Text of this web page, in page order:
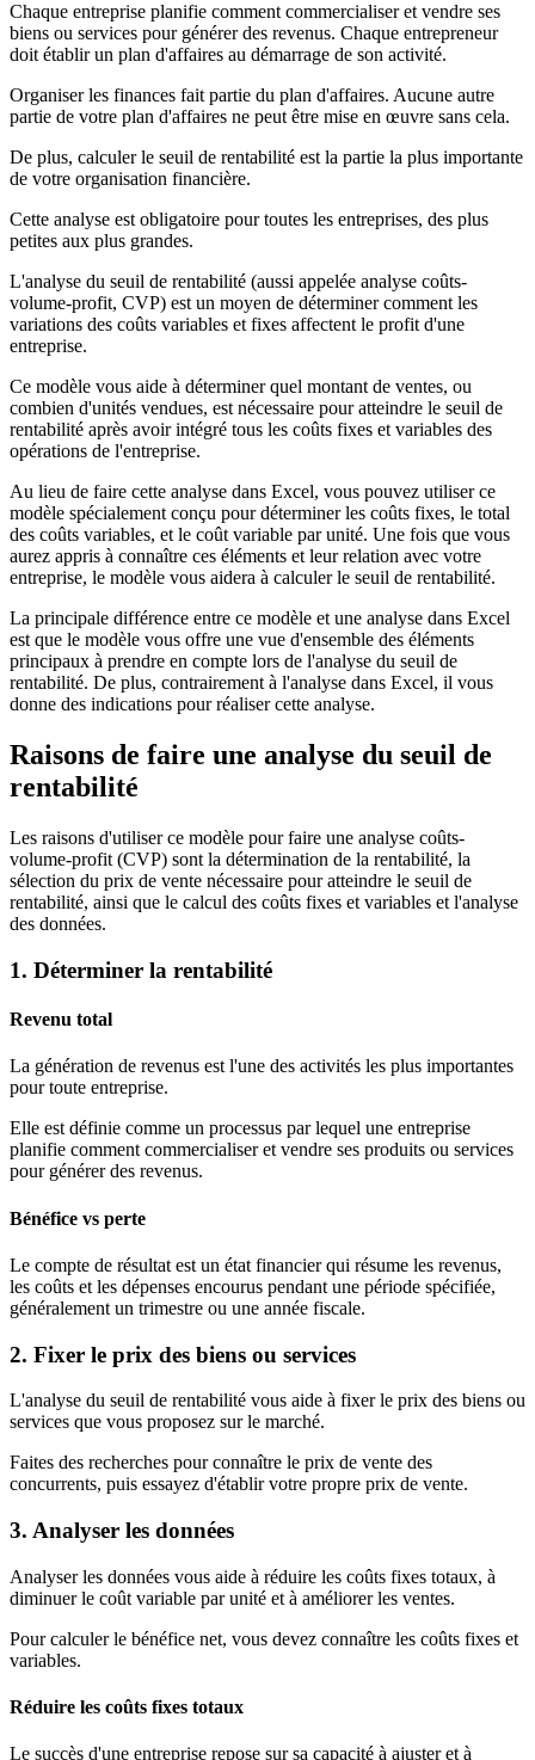
Chaque entreprise planifie comment commercialiser et vendre ses
biens ou services pour générer des revenus. Chaque entrepreneur
doit établir un plan d'affaires au démarrage de son activité.
Organiser les finances fait partie du plan d'affaires. Aucune autre
partie de votre plan d'affaires ne peut être mise en œuvre sans cela.
De plus, calculer le seuil de rentabilité est la partie la plus importante
de votre organisation financière.
Cette analyse est obligatoire pour toutes les entreprises, des plus
petites aux plus grandes.
L'analyse du seuil de rentabilité (aussi appelée analyse coûts-
volume-profit, CVP) est un moyen de déterminer comment les
variations des coûts variables et fixes affectent le profit d'une
entreprise.
Ce modèle vous aide à déterminer quel montant de ventes, ou
combien d'unités vendues, est nécessaire pour atteindre le seuil de
rentabilité après avoir intégré tous les coûts fixes et variables des
opérations de l'entreprise.
Au lieu de faire cette analyse dans Excel, vous pouvez utiliser ce
modèle spécialement conçu pour déterminer les coûts fixes, le total
des coûts variables, et le coût variable par unité. Une fois que vous
aurez appris à connaître ces éléments et leur relation avec votre
entreprise, le modèle vous aidera à calculer le seuil de rentabilité.
La principale différence entre ce modèle et une analyse dans Excel
est que le modèle vous offre une vue d'ensemble des éléments
principaux à prendre en compte lors de l'analyse du seuil de
rentabilité. De plus, contrairement à l'analyse dans Excel, il vous
donne des indications pour réaliser cette analyse.
Raisons de faire une analyse du seuil de
rentabilité
Les raisons d'utiliser ce modèle pour faire une analyse coûts-
volume-profit (CVP) sont la détermination de la rentabilité, la
sélection du prix de vente nécessaire pour atteindre le seuil de
rentabilité, ainsi que le calcul des coûts fixes et variables et l'analyse
des données.
1. Déterminer la rentabilité
Revenu total
La génération de revenus est l'une des activités les plus importantes
pour toute entreprise.
Elle est définie comme un processus par lequel une entreprise
planifie comment commercialiser et vendre ses produits ou services
pour générer des revenus.
Bénéfice vs perte
Le compte de résultat est un état financier qui résume les revenus,
les coûts et les dépenses encourus pendant une période spécifiée,
généralement un trimestre ou une année fiscale.
2. Fixer le prix des biens ou services
L'analyse du seuil de rentabilité vous aide à fixer le prix des biens ou
services que vous proposez sur le marché.
Faites des recherches pour connaître le prix de vente des
concurrents, puis essayez d'établir votre propre prix de vente.
3. Analyser les données
Analyser les données vous aide à réduire les coûts fixes totaux, à
diminuer le coût variable par unité et à améliorer les ventes.
Pour calculer le bénéfice net, vous devez connaître les coûts fixes et
variables.
Réduire les coûts fixes totaux
Le succès d'une entreprise repose sur sa capacité à ajuster et à